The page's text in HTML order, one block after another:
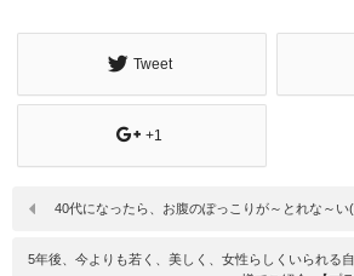
Tweet
+1
40代になったら、お腹のぽっこりが～とれな～
5年後、今よりも若く、美しく、女性らしくいられる